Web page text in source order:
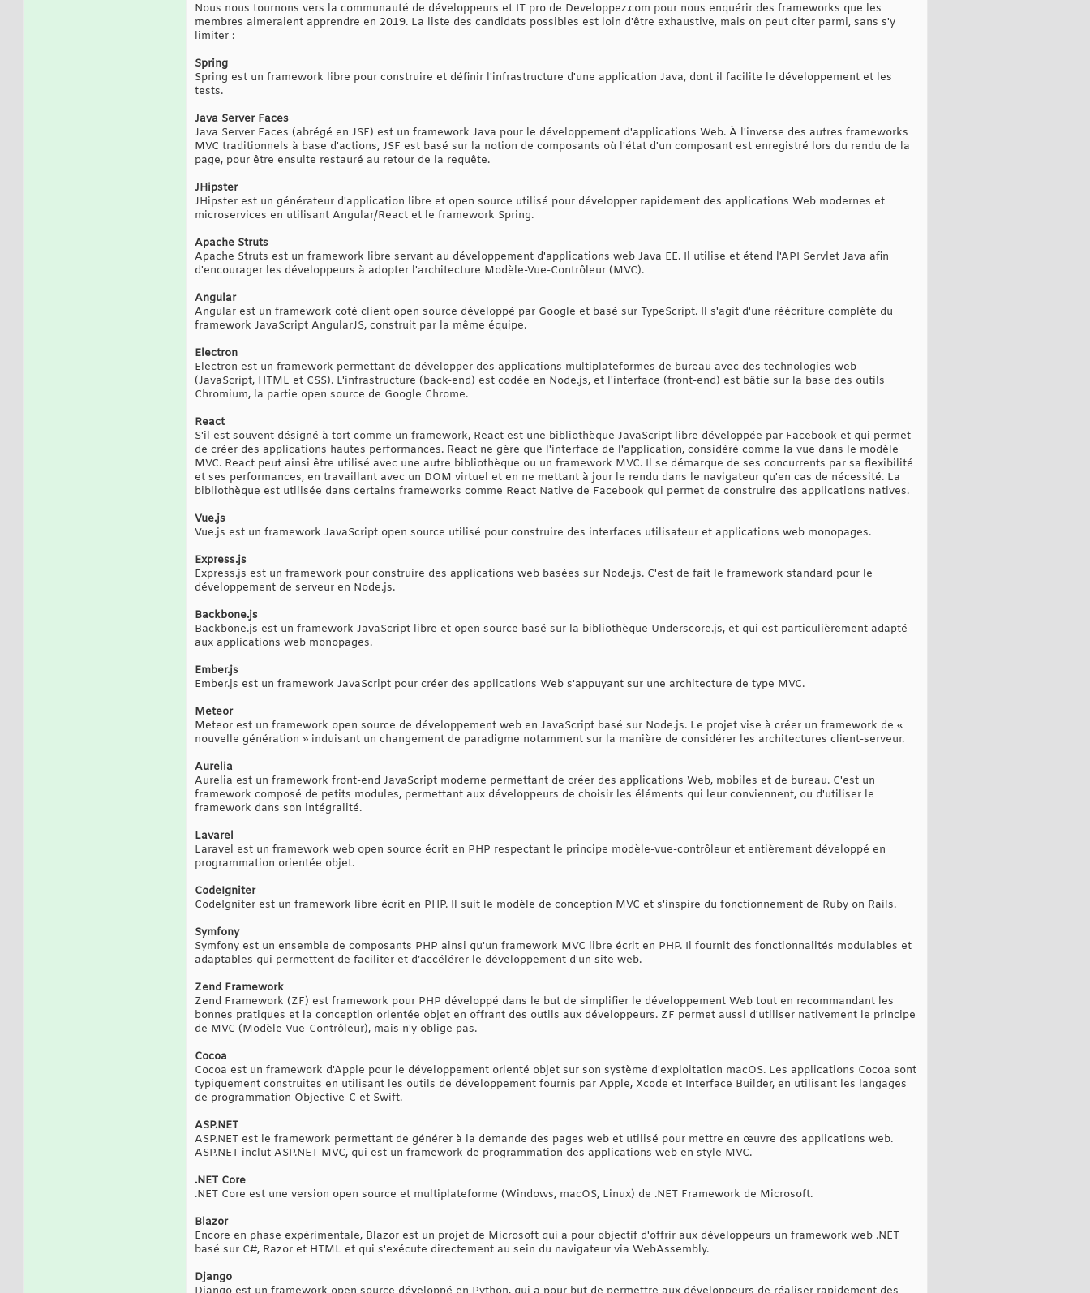
Nous nous tournons vers la communauté de développeurs et IT pro de Developpez.com pour nous enquérir des frameworks que les
membres aimeraient apprendre en 2019. La liste des candidats possibles est loin d'être exhaustive, mais on peut citer parmi, sans s'y
limiter :
Spring
Spring est un framework libre pour construire et définir l'infrastructure d'une application Java, dont il facilite le développement et les
tests.
Java Server Faces
Java Server Faces (abrégé en JSF) est un framework Java pour le développement d'applications Web. À l'inverse des autres frameworks
MVC traditionnels à base d'actions, JSF est basé sur la notion de composants où l'état d'un composant est enregistré lors du rendu de la
page, pour être ensuite restauré au retour de la requête.
JHipster
JHipster est un générateur d'application libre et open source utilisé pour développer rapidement des applications Web modernes et
microservices en utilisant Angular/React et le framework Spring.
Apache Struts
Apache Struts est un framework libre servant au développement d'applications web Java EE. Il utilise et étend l'API Servlet Java afin
d'encourager les développeurs à adopter l'architecture Modèle-Vue-Contrôleur (MVC).
Angular
Angular est un framework coté client open source développé par Google et basé sur TypeScript. Il s'agit d'une réécriture complète du
framework JavaScript AngularJS, construit par la même équipe.
Electron
Electron est un framework permettant de développer des applications multiplateformes de bureau avec des technologies web
(JavaScript, HTML et CSS). L'infrastructure (back-end) est codée en Node.js, et l'interface (front-end) est bâtie sur la base des outils
Chromium, la partie open source de Google Chrome.
React
S'il est souvent désigné à tort comme un framework, React est une bibliothèque JavaScript libre développée par Facebook et qui permet
de créer des applications hautes performances. React ne gère que l'interface de l'application, considéré comme la vue dans le modèle
MVC. React peut ainsi être utilisé avec une autre bibliothèque ou un framework MVC. Il se démarque de ses concurrents par sa flexibilité
et ses performances, en travaillant avec un DOM virtuel et en ne mettant à jour le rendu dans le navigateur qu'en cas de nécessité. La
bibliothèque est utilisée dans certains frameworks comme React Native de Facebook qui permet de construire des applications natives.
Vue.js
Vue.js est un framework JavaScript open source utilisé pour construire des interfaces utilisateur et applications web monopages.
Express.js
Express.js est un framework pour construire des applications web basées sur Node.js. C'est de fait le framework standard pour le
développement de serveur en Node.js.
Backbone.js
Backbone.js est un framework JavaScript libre et open source basé sur la bibliothèque Underscore.js, et qui est particulièrement adapté
aux applications web monopages.
Ember.js
Ember.js est un framework JavaScript pour créer des applications Web s'appuyant sur une architecture de type MVC.
Meteor
Meteor est un framework open source de développement web en JavaScript basé sur Node.js. Le projet vise à créer un framework de «
nouvelle génération » induisant un changement de paradigme notamment sur la manière de considérer les architectures client-serveur.
Aurelia
Aurelia est un framework front-end JavaScript moderne permettant de créer des applications Web, mobiles et de bureau. C'est un
framework composé de petits modules, permettant aux développeurs de choisir les éléments qui leur conviennent, ou d'utiliser le
framework dans son intégralité.
Lavarel
Laravel est un framework web open source écrit en PHP respectant le principe modèle-vue-contrôleur et entièrement développé en
programmation orientée objet.
CodeIgniter
CodeIgniter est un framework libre écrit en PHP. Il suit le modèle de conception MVC et s'inspire du fonctionnement de Ruby on Rails.
Symfony
Symfony est un ensemble de composants PHP ainsi qu'un framework MVC libre écrit en PHP. Il fournit des fonctionnalités modulables et
adaptables qui permettent de faciliter et d’accélérer le développement d'un site web.
Zend Framework
Zend Framework (ZF) est framework pour PHP développé dans le but de simplifier le développement Web tout en recommandant les
bonnes pratiques et la conception orientée objet en offrant des outils aux développeurs. ZF permet aussi d'utiliser nativement le principe
de MVC (Modèle-Vue-Contrôleur), mais n'y oblige pas.
Cocoa
Cocoa est un framework d'Apple pour le développement orienté objet sur son système d'exploitation macOS. Les applications Cocoa sont
typiquement construites en utilisant les outils de développement fournis par Apple, Xcode et Interface Builder, en utilisant les langages
de programmation Objective-C et Swift.
ASP.NET
ASP.NET est le framework permettant de générer à la demande des pages web et utilisé pour mettre en œuvre des applications web.
ASP.NET inclut ASP.NET MVC, qui est un framework de programmation des applications web en style MVC.
.NET Core
.NET Core est une version open source et multiplateforme (Windows, macOS, Linux) de .NET Framework de Microsoft.
Blazor
Encore en phase expérimentale, Blazor est un projet de Microsoft qui a pour objectif d'offrir aux développeurs un framework web .NET
basé sur C#, Razor et HTML et qui s'exécute directement au sein du navigateur via WebAssembly.
Django